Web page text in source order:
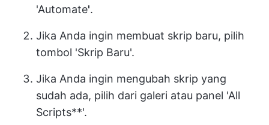
'Automate'.
Jika Anda ingin membuat skrip baru, pilih
tombol 'Skrip Baru'.
Jika Anda ingin mengubah skrip yang
sudah ada, pilih dari galeri atau panel 'All
Scripts**'.